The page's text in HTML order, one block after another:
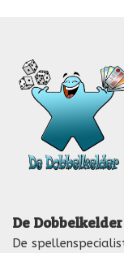
De Dobbelkelder
De